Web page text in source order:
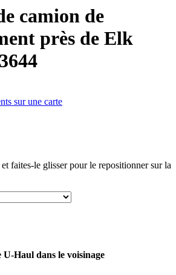
camion de
près de Elk
sur une carte
faites-le glisser pour le repositionner sur la
U-Haul dans le voisinage